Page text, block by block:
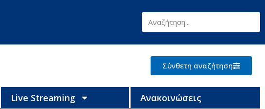
Σύνθετη αναζήτηση
Live Streaming Ανακοινώσεις